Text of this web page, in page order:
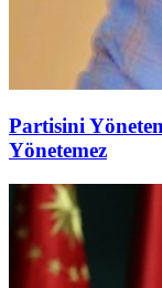
Partisini
Yönetemez